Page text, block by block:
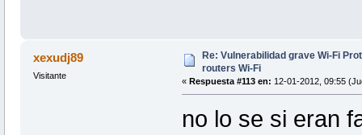
xexudj89
Visitante
Re: Vulnerabilidad grave Wi-Fi
routers Wi-Fi
« Respuesta #113 en: 12-01-2012, 09:55
no lo se si eran